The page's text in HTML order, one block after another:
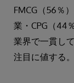
FMCG（56％
業・CPG（44
業界で一貫し
注目に値する。